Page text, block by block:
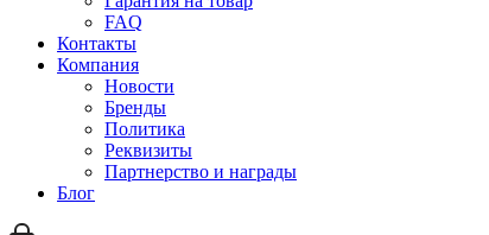
FAQ
Контакты
Компания
Новости
Бренды
Политика
Реквизиты
Партнерство и награды
Блог